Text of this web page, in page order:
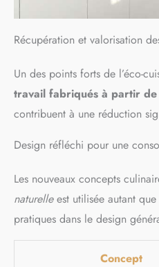
Récupération et valorisation
Un des points forts de l’éco-
travail fabriqués à partir
contribuent à une réduction
Design réfléchi pour une
Les nouveaux concepts
naturelleest utilisée autant
pratiques dans le design
Concept